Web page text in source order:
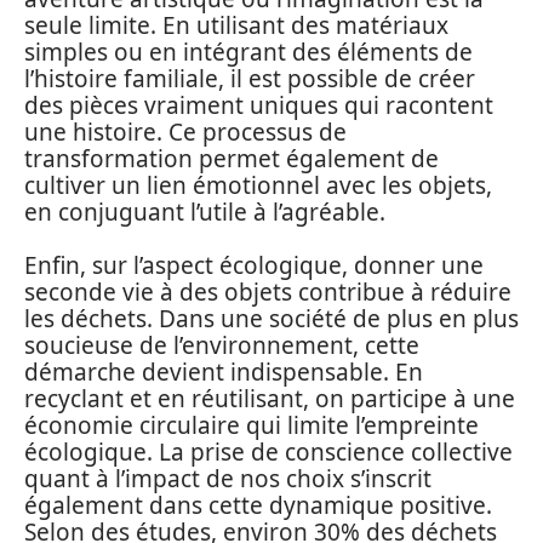
seule limite. En utilisant des matériaux
simples ou en intégrant des éléments de
l’histoire familiale, il est possible de créer
des pièces vraiment uniques qui racontent
une histoire. Ce processus de
transformation permet également de
cultiver un lien émotionnel avec les objets,
en conjuguant l’utile à l’agréable.
Enfin, sur l’aspect écologique, donner une
seconde vie à des objets contribue à réduire
les déchets. Dans une société de plus en plus
soucieuse de l’environnement, cette
démarche devient indispensable. En
recyclant et en réutilisant, on participe à une
économie circulaire qui limite l’empreinte
écologique. La prise de conscience collective
quant à l’impact de nos choix s’inscrit
également dans cette dynamique positive.
Selon des études, environ 30% des déchets